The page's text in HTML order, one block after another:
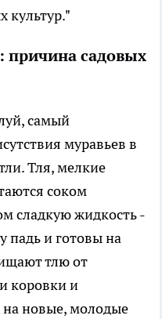
культур."
причина садовых
самый
муравьев в
Тля, мелкие
соком
сладкую жидкость -
падь и готовы на
тлю от
коровки и
на новые, молодые